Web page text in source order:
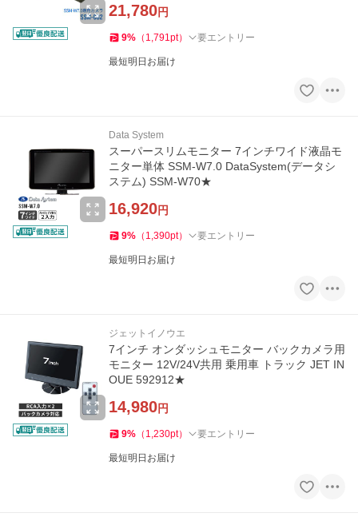
21,780円
9% （ 1,791pt） 要エントリー
最短明日お届け
Data System
スーパースリムモニター 7インチワイド液晶モ
ニター単体 SSM-W7.0 DataSystem(データシ
ステム) SSM-W70★
16,920円
9% （ 1,390pt） 要エントリー
最短明日お届け
ジェットイノウエ
7インチ オンダッシュモニター バックカメラ用
モニター 12V/24V共用 乗用車 トラック JET IN
OUE 592912★
14,980円
9% （ 1,230pt） 要エントリー
最短明日お届け